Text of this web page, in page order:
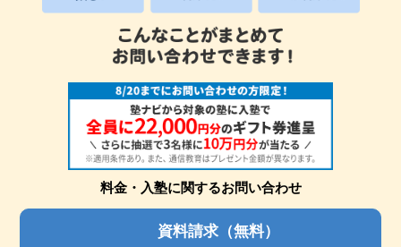
料金・入塾に関するお問い合わせ
資料請求（無料）